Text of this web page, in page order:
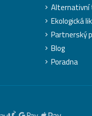
Alternativní
Ekologická
Partnerský
Blog
Poradna